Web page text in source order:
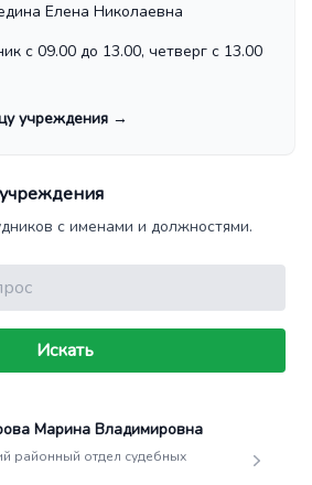
Елена Николаевна
с 09.00 до 13.00, четверг с 13.00
учреждения →
с именами и должностями.
Искать
Марина Владимировна
районный отдел судебных